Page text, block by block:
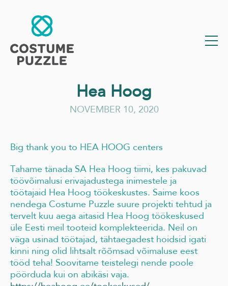
Hea Hoog
NOVEMBER 10, 2020
Big thank you to HEA HOOG centers
Tahame tänada SA Hea Hoog tiimi, kes pakuvad
töövõimalusi erivajadustega inimestele ja
töötajaid Hea Hoog töökeskustes. Saime koos
nendega Costume Puzzle suure projekti tehtud ja
tervelt kuu aega aitasid Hea Hoog töökeskused
üle Eesti meil tooteid komplekteerida. Neil on
väga usinad töötajad, tähtaegadest hoidsid igati
kinni ning olid lihtsalt rõõmsad võimaluse eest
tööd teha! Soovitame teistelegi nende poole
pöörduda kui on abikäsi vaja.